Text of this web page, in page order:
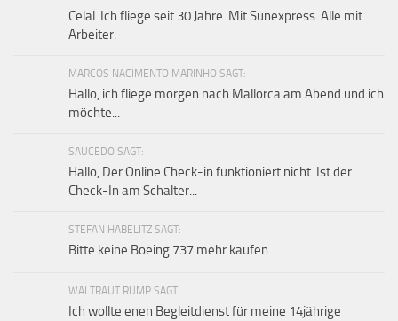
Celal. Ich fliege seit 30 Jahre. Mit Sunexpress. Alle mit
Arbeiter.
MARCOS NACIMENTO MARINHO SAGT:
Hallo, ich fliege morgen nach Mallorca am Abend und ich
möchte...
SAUCEDO SAGT:
Hallo, Der Online Check-in funktioniert nicht. Ist der
Check-In am Schalter...
STEFAN HABELITZ SAGT:
Bitte keine Boeing 737 mehr kaufen.
WALTRAUT RUMP SAGT:
Ich wollte enen Begleitdienst für meine 14jährige